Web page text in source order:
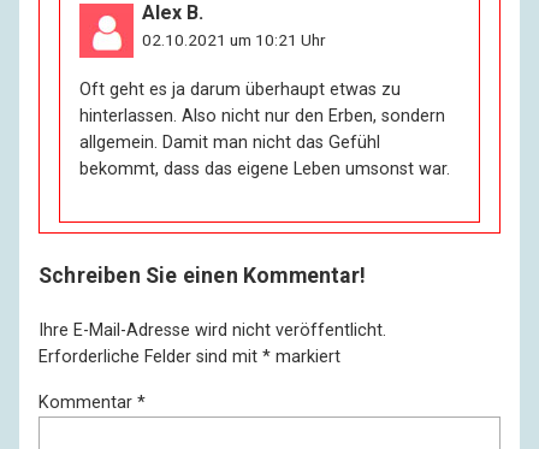
Alex B.
02.10.2021 um 10:21 Uhr
Oft geht es ja darum überhaupt etwas zu
hinterlassen. Also nicht nur den Erben, sondern
allgemein. Damit man nicht das Gefühl
bekommt, dass das eigene Leben umsonst war.
Schreiben Sie einen Kommentar!
Ihre E-Mail-Adresse wird nicht veröffentlicht.
Erforderliche Felder sind mit * markiert
Kommentar *